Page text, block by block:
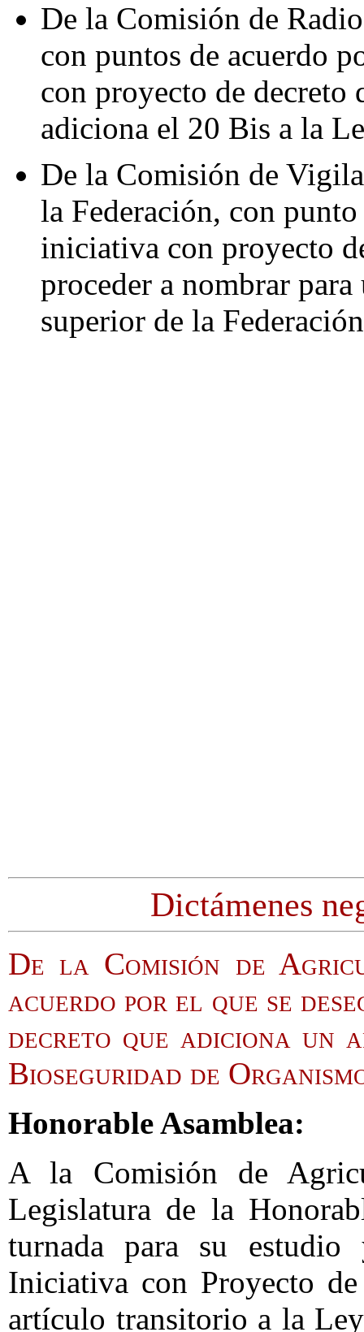
De la Comisión de
con puntos de acuerdo
con proyecto de
adiciona el 20 Bis a la
De la Comisión de
la Federación, con
iniciativa con proyecto
proceder a nombrar
superior de la
Dictámenes
De la Comisión de
acuerdo por el que se
decreto que adiciona
Bioseguridad de
Honorable Asamblea:
A la Comisión de
Legislatura de la
turnada para su estudio
Iniciativa con Proyecto
artículo transitorio a la